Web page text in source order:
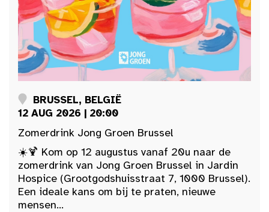
BRUSSEL, BELGIË
12 AUG 2026 | 20:00
Zomerdrink Jong Groen Brussel
☀️🍹 Kom op 12 augustus vanaf 20u naar de
zomerdrink van Jong Groen Brussel in Jardin
Hospice (Grootgodshuisstraat 7, 1000 Brussel).
Een ideale kans om bij te praten, nieuwe
mensen...